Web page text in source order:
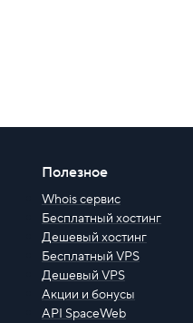
Полезное
Whois сервис
Бесплатный хостинг
Дешевый хостинг
Бесплатный VPS
Дешевый VPS
Акции и бонусы
API SpaceWeb